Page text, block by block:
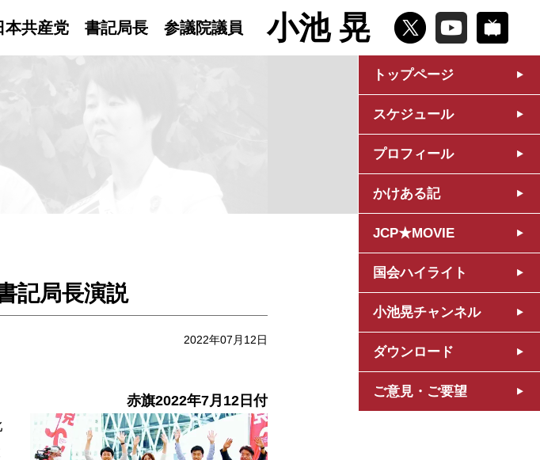
本共産党 書記局長 参議院議員 小池 晃
トップページ
スケジュール
プロフィール
かけある記
JCP★MOVIE
国会ハイライト
小池晃チャンネル
ダウンロード
ご意見・ご要望
記局長演説
2022年07月12日
赤旗2022年7月12日付